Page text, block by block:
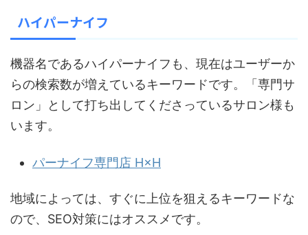
ハイパーナイフ
機器名であるハイパーナイフも、現在はユーザーか
らの検索数が増えているキーワードです。「専門サ
ロン」として打ち出してくださっているサロン様も
います。
パーナイフ専門店 H×H
地域によっては、すぐに上位を狙えるキーワードな
ので、SEO対策にはオススメです。